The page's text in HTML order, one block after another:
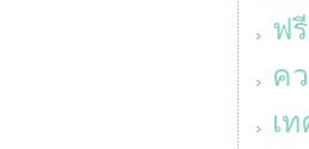
ฟ
ค
เ